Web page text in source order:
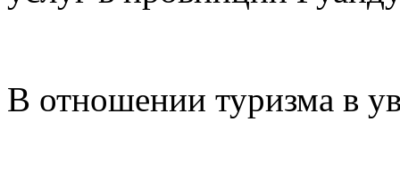
В отношении туризма в